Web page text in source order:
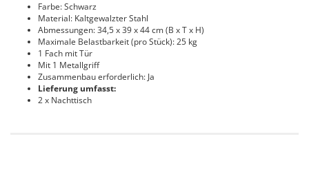
Farbe: Schwarz
Material: Kaltgewalzter Stahl
Abmessungen: 34,5 x 39 x 44 cm (B x T x H)
Maximale Belastbarkeit (pro Stück): 25 kg
1 Fach mit Tür
Mit 1 Metallgriff
Zusammenbau erforderlich: Ja
Lieferung umfasst:
2 x Nachttisch